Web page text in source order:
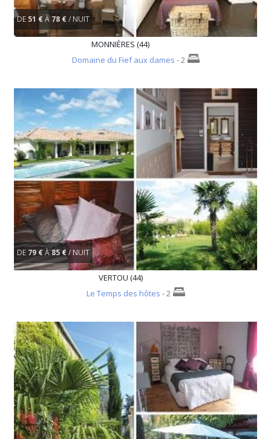
DE 51 €À 78 €/ NUIT
MONNIÈRES (44)
Domaine du Fief aux dames - 2
DE 79 €À85 €/ NUIT
VERTOU (44)
Le Temps des hôtes - 2